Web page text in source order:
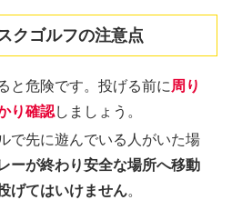
クゴルフの注意点
と危険です。投げる前に 周り
り確認しましょう。
で先に遊んでいる人がいた場
ーが終わり安全な場所へ移動
げてはいけません。